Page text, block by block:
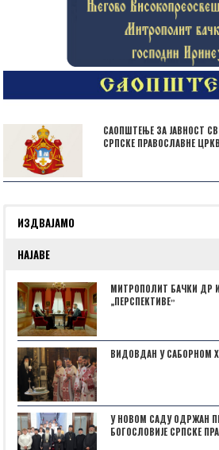
САОПШТЕЊЕ ЗА ЈАВНОСТ
СРПСКЕ ПРАВОСЛАВНЕ
ИЗДВАЈАМО
НАЈАВЕ
МИТРОПОЛИТ БАЧКИ ДР
„ПЕРСПЕКТИВЕˮ
ВИДОВДАН У САБОРНОМ
У НОВОМ САДУ ОДРЖАН
БОГОСЛОВИЈЕ СРПСКЕ